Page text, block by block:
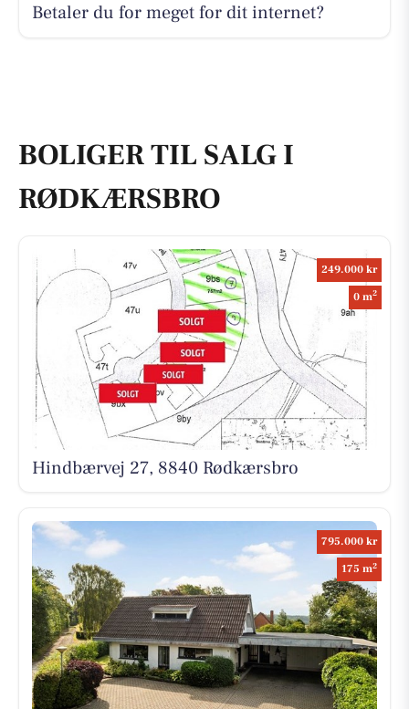
Betaler du for meget for dit internet?
BOLIGER TIL SALG I
RØDKÆRSBRO
249.000 kr
0 m2
Hindbærvej 27, 8840 Rødkærsbro
795.000 kr
175 m2